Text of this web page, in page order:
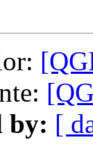
by: [